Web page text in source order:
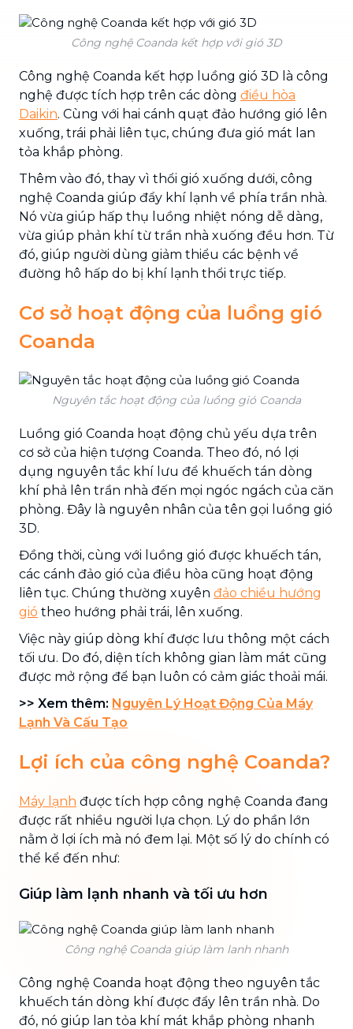
Công nghệ Coanda kết hợp với gió 3D
Công nghệ Coanda kết hợp luồng gió 3D là công
nghệ được tích hợp trên các dòng điều hòa
Daikin. Cùng với hai cánh quạt đảo hướng gió lên
xuống, trái phải liên tục, chúng đưa gió mát lan
tỏa khắp phòng.
Thêm vào đó, thay vì thổi gió xuống dưới, công
nghệ Coanda giúp đẩy khí lạnh về phía trần nhà.
Nó vừa giúp hấp thụ luồng nhiệt nóng dễ dàng,
vừa giúp phản khí từ trần nhà xuống đều hơn. Từ
đó, giúp người dùng giảm thiểu các bệnh về
đường hô hấp do bị khí lạnh thổi trực tiếp.
Cơ sở hoạt động của luồng gió
Coanda
Nguyên tắc hoạt động của luồng gió Coanda
Luồng gió Coanda hoạt động chủ yếu dựa trên
cơ sở của hiện tượng Coanda. Theo đó, nó lợi
dụng nguyên tắc khí lưu để khuếch tán dòng
khí phả lên trần nhà đến mọi ngóc ngách của căn
phòng. Đây là nguyên nhân của tên gọi luồng gió
3D.
Đồng thời, cùng với luồng gió được khuếch tán,
các cánh đảo gió của điều hòa cũng hoạt động
liên tục. Chúng thường xuyên đảo chiều hướng
gió theo hướng phải trái, lên xuống.
Việc này giúp dòng khí được lưu thông một cách
tối ưu. Do đó, diện tích không gian làm mát cũng
được mở rộng để bạn luôn có cảm giác thoải mái.
>> Xem thêm: Nguyên Lý Hoạt Động Của Máy
Lạnh Và Cấu Tạo
Lợi ích của công nghệ Coanda?
Máy lạnh được tích hợp công nghệ Coanda đang
được rất nhiều người lựa chọn. Lý do phần lớn
nằm ở lợi ích mà nó đem lại. Một số lý do chính có
thể kể đến như:
Giúp làm lạnh nhanh và tối ưu hơn
Công nghệ Coanda giúp làm lanh nhanh
Công nghệ Coanda hoạt động theo nguyên tắc
khuếch tán dòng khí được đẩy lên trần nhà. Do
đó, nó giúp lan tỏa khí mát khắp phòng nhanh